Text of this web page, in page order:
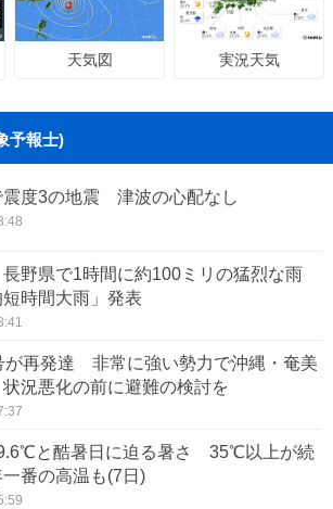
天気図 実況天気
予報士)
震度3の地震 津波の心配なし
長野県で1時間に約100ミリの猛烈な雨
短時間大雨」発表
が再発達 非常に強い勢力で沖縄・奄美
況悪化の前に避難の検討を
と酷暑日に迫る暑さ 35℃以上が続
番の高温も(7日)